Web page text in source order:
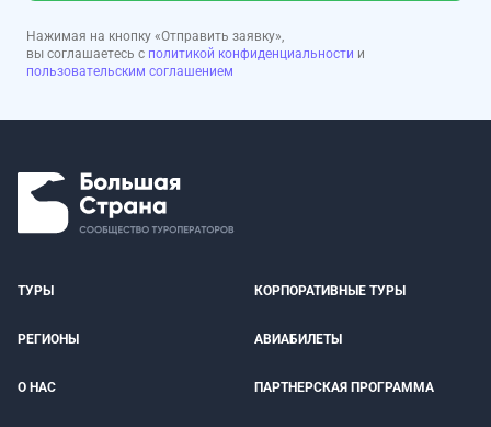
Нажимая на кнопку «Отправить заявку»,
вы соглашаетесь с политикой конфиденциальности и
пользовательским соглашением
ТУРЫ КОРПОРАТИВНЫЕ ТУРЫ
РЕГИОНЫ АВИАБИЛЕТЫ
О НАС ПАРТНЕРСКАЯ ПРОГРАММА